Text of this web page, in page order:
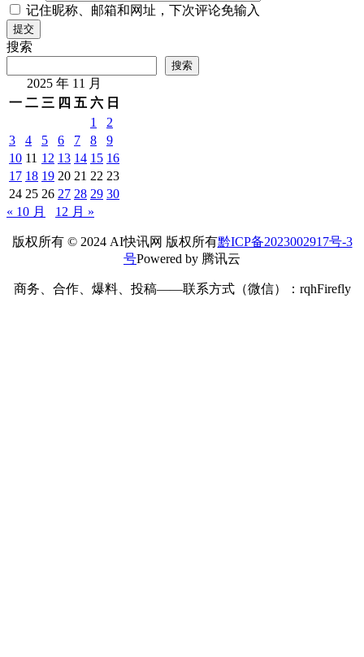
记住昵称、邮箱和网址，下次评论免输入
提交
搜索
搜索
2025 年 11 月
一 二 三 四 五 六 日
1
2
3
4 5 6 7 8
9
10 11 12 13 14 15 16
17 18 19 20 21 22 23
24 25 26 27 28 29 30
« 10 月
12 月 »
版权所有 © 2024 AI快讯网 版权所有黔ICP备2023002917号-3
号Powered by 腾讯云
商务、合作、爆料、投稿——联系方式（微信）：rqhFirefly